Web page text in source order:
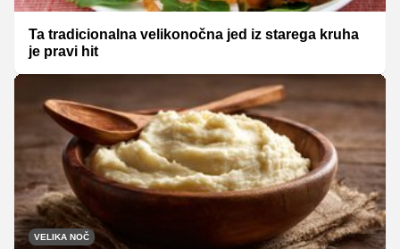
Ta tradicionalna velikonočna jed iz starega kruha
je pravi hit
VELIKA NOČ